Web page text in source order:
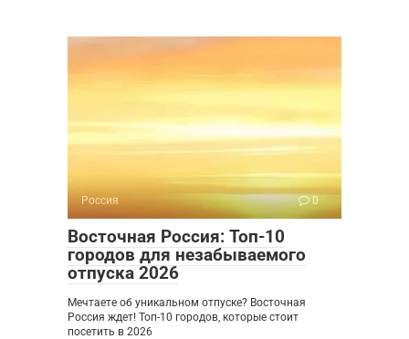
Россия 0
Восточная Россия: Топ-10
городов для незабываемого
отпуска 2026
Мечтаете об уникальном отпуске? Восточная
Россия ждет! Топ-10 городов, которые стоит
посетить в 2026